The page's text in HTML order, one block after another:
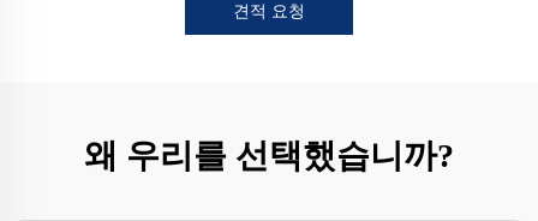
견적 요청
왜 우리를 선택했습니까?